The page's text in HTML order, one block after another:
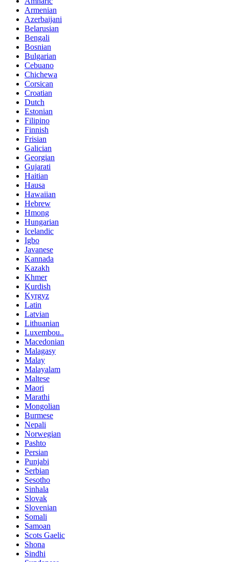
Armenian
Azerbaijani
Belarusian
Bengali
Bosnian
Bulgarian
Cebuano
Chichewa
Corsican
Croatian
Dutch
Estonian
Filipino
Finnish
Frisian
Galician
Georgian
Gujarati
Haitian
Hausa
Hawaiian
Hebrew
Hmong
Hungarian
Icelandic
Igbo
Javanese
Kannada
Kazakh
Khmer
Kurdish
Kyrgyz
Latin
Latvian
Lithuanian
Luxembou..
Macedonian
Malagasy
Malay
Malayalam
Maltese
Maori
Marathi
Mongolian
Burmese
Nepali
Norwegian
Pashto
Persian
Punjabi
Serbian
Sesotho
Sinhala
Slovak
Slovenian
Somali
Samoan
Scots Gaelic
Shona
Sindhi